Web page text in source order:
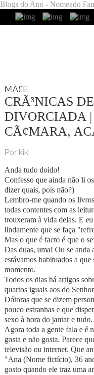
Blogs do Ano - Nomeado
MÃ£E
CRÃ³NICAS
DIVORCIADA |
CÃ¢MARA,
Por kiki
Anda tudo doido!
Confesso que ainda não li
dizer quais, pois não?)
Lembro-me quando os
todas contentes com as
trouxeram à vida delas. E
lindamente que se faça
Mas o que é facto é que o
Das duas, uma! Ou se anda
estávamos habituados a que
momento.
Todos os dias há artigos
quartos iguais aos do
Dótoras que se dizem
pouco estranhas e que
sexo à hora do jantar e tudo.
Agora toda a gente fala e é
gosta e não gosta. Parece
televisão ou internet. Que
"Ana (Nome fictício), 36
gosto quando ele traz uma